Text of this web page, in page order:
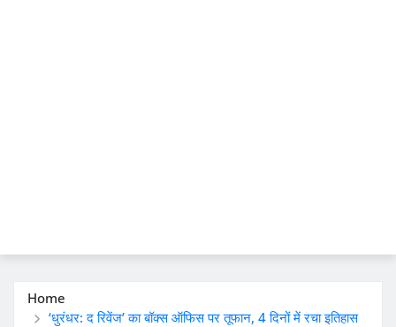
Home
‘धुरंधर: द रिवेंज’ का बॉक्स ऑफिस पर तूफान, 4 दिनों में रचा इतिहास